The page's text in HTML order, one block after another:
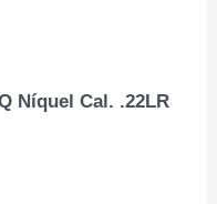
Níquel Cal. .22LR